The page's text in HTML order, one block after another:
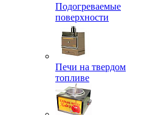
Подогреваемые
поверхности
Печи на твердом
топливе